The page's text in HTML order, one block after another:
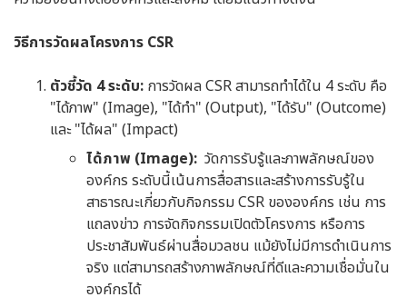
วิธีการวัดผลโครงการ CSR
ตัวชี้วัด 4 ระดับ: การวัดผล CSR สามารถทำได้ใน 4 ระดับ คือ
"ได้ภาพ" (Image), "ได้ทำ" (Output), "ได้รับ" (Outcome)
และ "ได้ผล" (Impact)
ได้ภาพ (Image): วัดการรับรู้และภาพลักษณ์ของ
องค์กร ระดับนี้เน้นการสื่อสารและสร้างการรับรู้ใน
สาธารณะเกี่ยวกับกิจกรรม CSR ขององค์กร เช่น การ
แถลงข่าว การจัดกิจกรรมเปิดตัวโครงการ หรือการ
ประชาสัมพันธ์ผ่านสื่อมวลชน แม้ยังไม่มีการดำเนินการ
จริง แต่สามารถสร้างภาพลักษณ์ที่ดีและความเชื่อมั่นใน
องค์กรได้